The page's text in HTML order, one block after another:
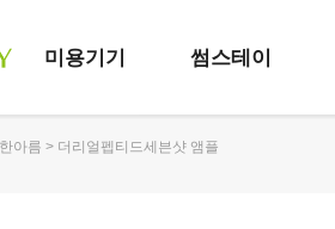
미용기기 썸스테이
아름 > 더리얼펩티드세븐샷 앰플